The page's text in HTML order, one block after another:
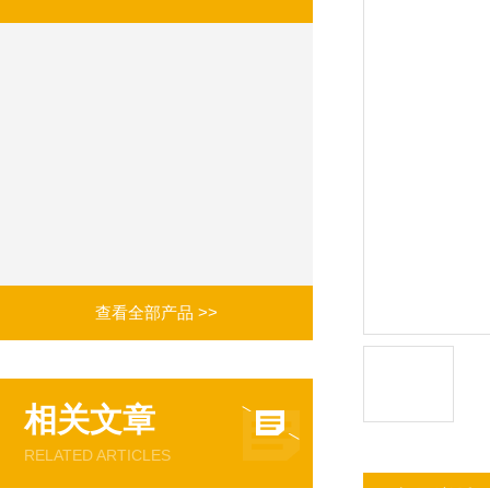
查看全部产品 >>
相关文章
RELATED ARTICLES